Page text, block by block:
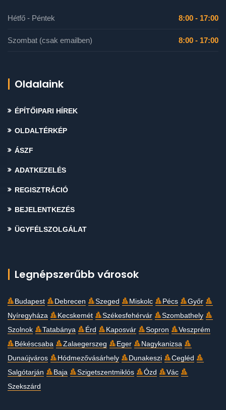
Hétfő - Péntek 8:00 - 17:00
Szombat (csak emailben) 8:00 - 17:00
Oldalaink
ÉPÍTŐIPARI HÍREK
OLDALTÉRKÉP
ÁSZF
ADATKEZELÉS
REGISZTRÁCIÓ
BEJELENTKEZÉS
ÜGYFÉLSZOLGÁLAT
Legnépszerűbb városok
Budapest Debrecen Szeged Miskolc Pécs
Győr
Nyíregyháza
Kecskemét Székesfehérvár
Szombathely
Szolnok
Tatabánya Érd Kaposvár Sopron
Veszprém
Békéscsaba
Zalaegerszeg Eger
Nagykanizsa
Dunaújváros
Hódmezővásárhely Dunakeszi
Cegléd
Salgótarján
Baja Szigetszentmiklós Ózd
Vác
Szekszárd